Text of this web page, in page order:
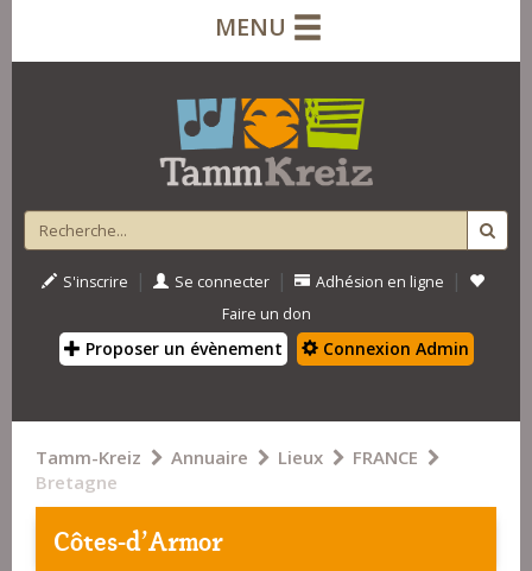
MENU
S'inscrire | Se connecter | Adhésion en ligne |
Faire un don
Proposer un évènement Connexion Admin
Tamm-Kreiz Annuaire Lieux
FRANCE
Bretagne
Côtes-d'Armor